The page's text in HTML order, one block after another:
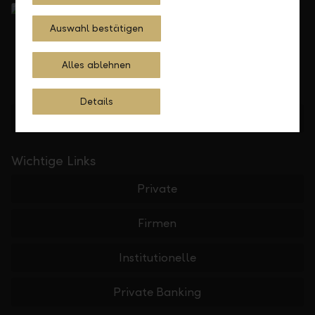
Standorte finden
Wichtige Links
Private
Firmen
Institutionelle
Private Banking
Auswahl bestätigen
Alles ablehnen
Details